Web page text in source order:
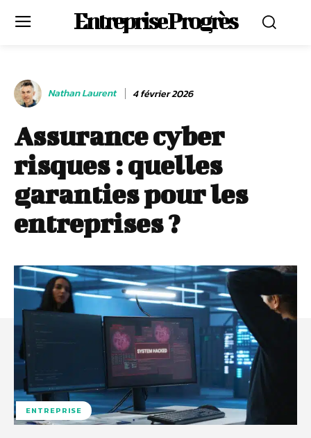
Entreprise Progrès
Nathan Laurent 4 février 2026
Assurance cyber
risques : quelles
garanties pour les
entreprises ?
ENTREPRISE